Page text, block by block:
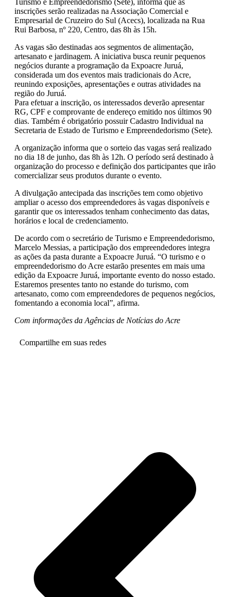
Turismo e Empreendedorismo (Sete), informa que as
inscrições serão realizadas na Associação Comercial e
Empresarial de Cruzeiro do Sul (Acecs), localizada na Rua
Rui Barbosa, nº 220, Centro, das 8h às 15h.
As vagas são destinadas aos segmentos de alimentação,
artesanato e jardinagem. A iniciativa busca reunir pequenos
negócios durante a programação da Expoacre Juruá,
considerada um dos eventos mais tradicionais do Acre,
reunindo exposições, apresentações e outras atividades na
região do Juruá.
Para efetuar a inscrição, os interessados deverão apresentar
RG, CPF e comprovante de endereço emitido nos últimos 90
dias. Também é obrigatório possuir Cadastro Individual na
Secretaria de Estado de Turismo e Empreendedorismo (Sete).
A organização informa que o sorteio das vagas será realizado
no dia 18 de junho, das 8h às 12h. O período será destinado à
organização do processo e definição dos participantes que irão
comercializar seus produtos durante o evento.
A divulgação antecipada das inscrições tem como objetivo
ampliar o acesso dos empreendedores às vagas disponíveis e
garantir que os interessados tenham conhecimento das datas,
horários e local de credenciamento.
De acordo com o secretário de Turismo e Empreendedorismo,
Marcelo Messias, a participação dos empreendedores integra
as ações da pasta durante a Expoacre Juruá. “O turismo e o
empreendedorismo do Acre estarão presentes em mais uma
edição da Expoacre Juruá, importante evento do nosso estado.
Estaremos presentes tanto no estande do turismo, com
artesanato, como com empreendedores de pequenos negócios,
fomentando a economia local”, afirma.
Com informações da Agências de Notícias do Acre
Compartilhe em suas redes